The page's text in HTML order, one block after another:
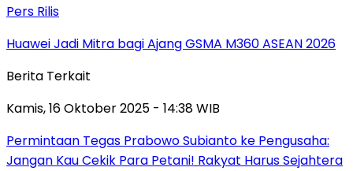
Pers Rilis
Huawei Jadi Mitra bagi Ajang GSMA M360 ASEAN 2026
Berita Terkait
Kamis, 16 Oktober 2025 - 14:38 WIB
Permintaan Tegas Prabowo Subianto ke Pengusaha:
Jangan Kau Cekik Para Petani! Rakyat Harus Sejahtera